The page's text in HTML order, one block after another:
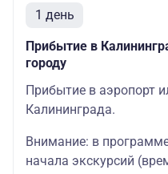
1 день
Прибытие в
городу
Прибытие в аэропорт
Калининграда.
Внимание: в
начала экскурсий